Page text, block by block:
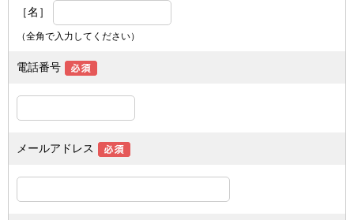
［名］
（全角で入力してください）
電話番号
メールアドレス